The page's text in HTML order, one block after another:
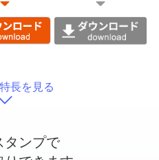
長を見る
タンプで